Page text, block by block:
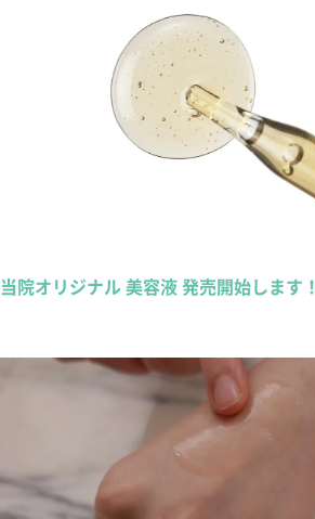
当院オリジナル 美容液 発売開始します！